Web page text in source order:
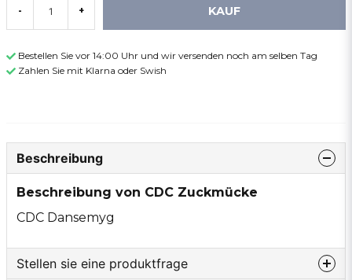
- + KAUF
Bestellen Sie vor 14:00 Uhr und wir versenden noch am selben Tag
Zahlen Sie mit Klarna oder Swish
Beschreibung
Beschreibung von CDC Zuckmücke
CDC Dansemyg
Stellen sie eine produktfrage